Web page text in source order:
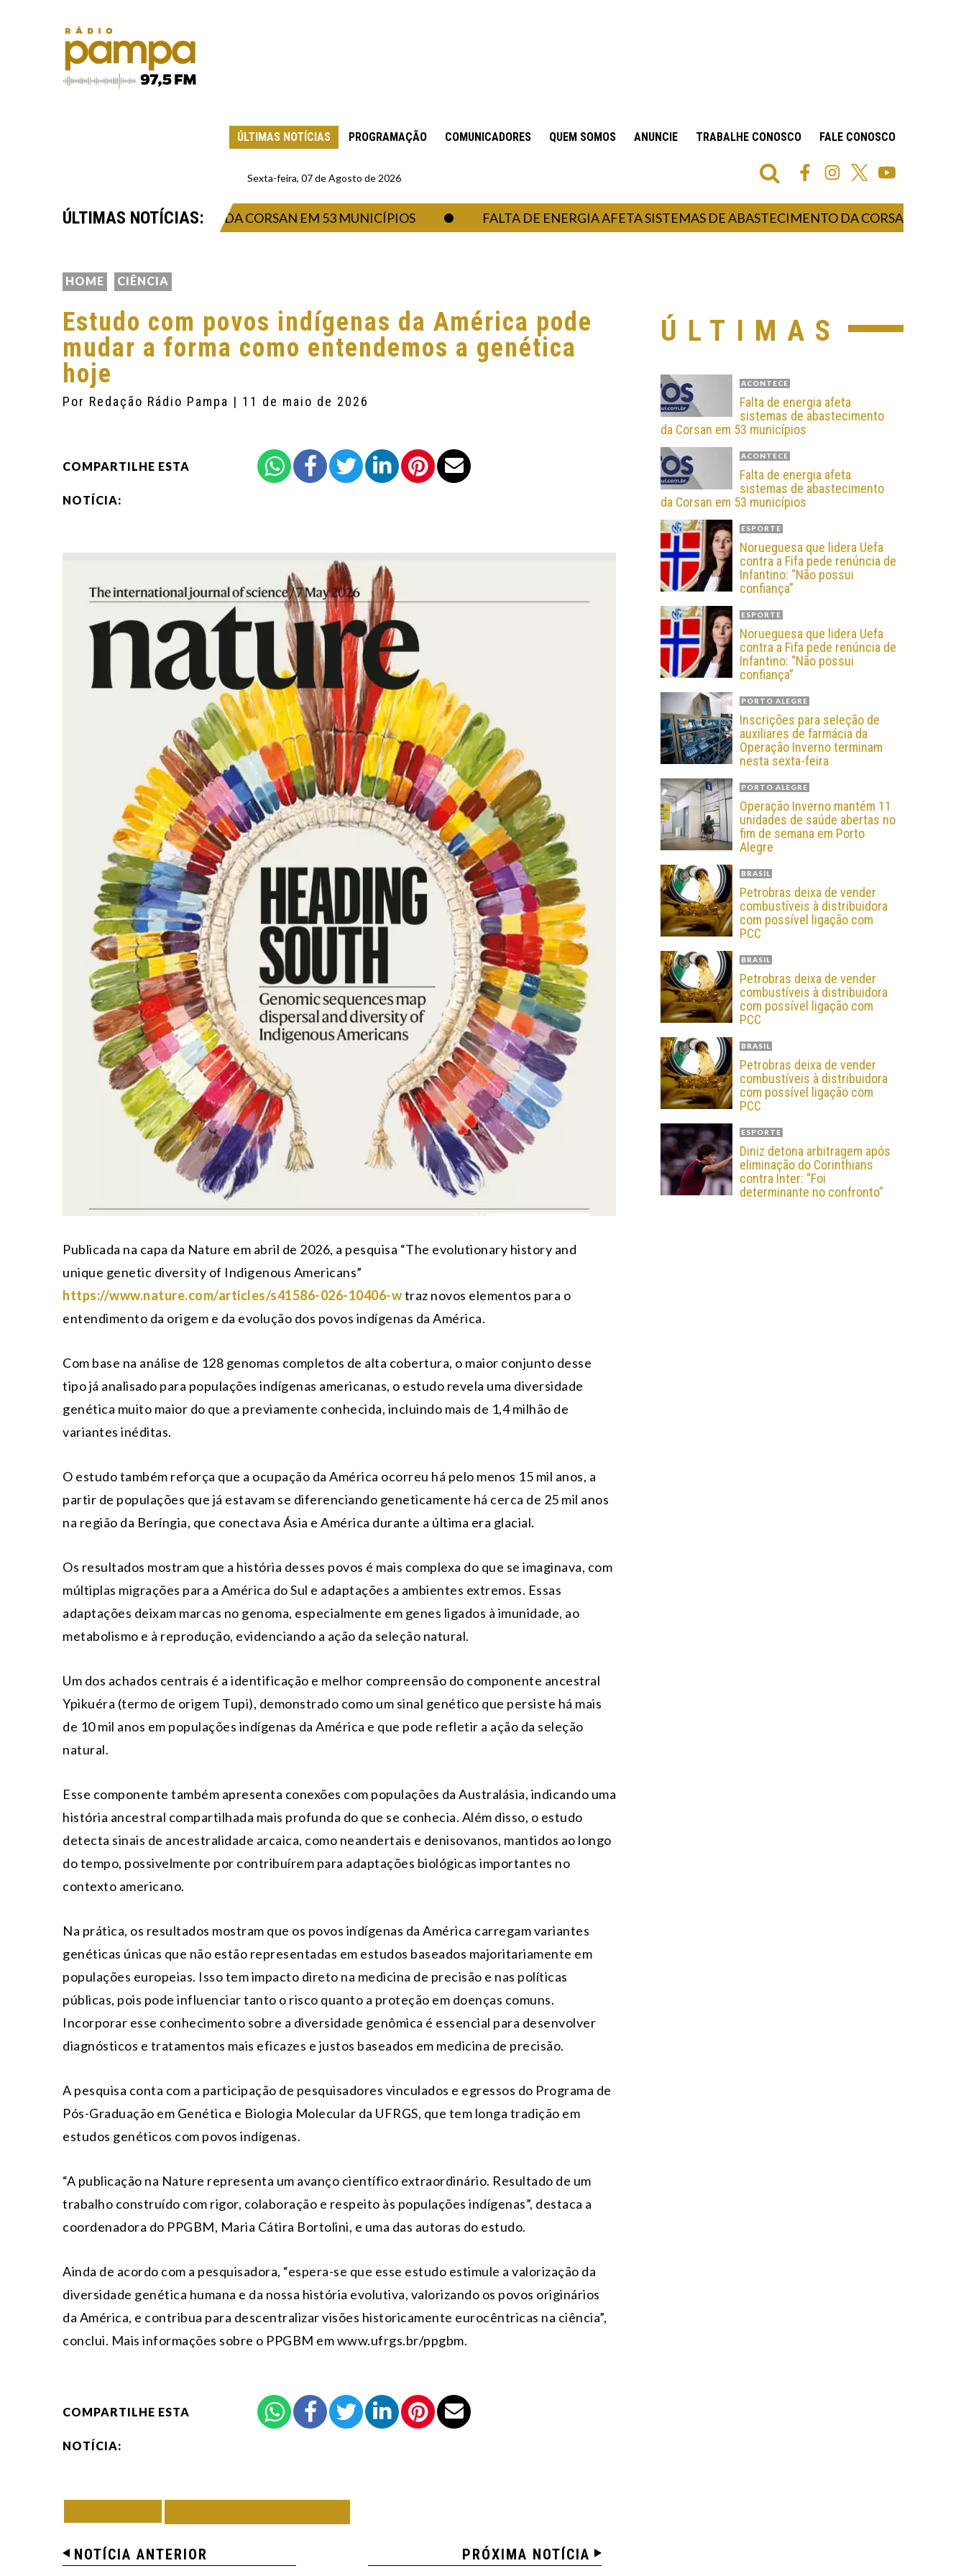
ÚLTIMAS NOTÍCIAS PROGRAMAÇÃO COMUNICADORES QUEM SOMOS ANUNCIE TRABALHE CONOSCO FALE CONOSCO
Sexta-feira, 07 de Agosto de 2026
ÚLTIMAS NOTÍCIAS:
DE ABASTECIMENTO DA CORSAN EM 53 MUNICÍPIOS FALTA DE ENERGIA AFETA SISTEMAS DE ABASTECIMENTO DA CORSAN EM 53
HOME CIÊNCIA
Estudo com povos indígenas da América pode
mudar a forma como entendemos a genética
hoje
Por Redação Rádio Pampa | 11 de maio de 2026
COMPARTILHE ESTA
NOTÍCIA:
Publicada na capa da Nature em abril de 2026, a pesquisa “The evolutionary history and
unique genetic diversity of Indigenous Americans”
https://www.nature.com/articles/s41586-026-10406-wtraz novos elementos para o
entendimento da origem e da evolução dos povos indígenas da América.
Com base na análise de 128 genomas completos de alta cobertura, o maior conjunto desse
tipo já analisado para populações indígenas americanas, o estudo revela uma diversidade
genética muito maior do que a previamente conhecida, incluindo mais de 1,4 milhão de
variantes inéditas.
O estudo também reforça que a ocupação da América ocorreu há pelo menos 15 mil anos, a
partir de populações que já estavam se diferenciando geneticamente há cerca de 25 mil anos
na região da Beríngia, que conectava Ásia e América durante a última era glacial.
Os resultados mostram que a história desses povos é mais complexa do que se imaginava, com
múltiplas migrações para a América do Sul e adaptações a ambientes extremos. Essas
adaptações deixam marcas no genoma, especialmente em genes ligados à imunidade, ao
metabolismo e à reprodução, evidenciando a ação da seleção natural.
Um dos achados centrais é a identificação e melhor compreensão do componente ancestral
Ypikuéra (termo de origem Tupi), demonstrado como um sinal genético que persiste há mais
de 10 mil anos em populações indígenas da América e que pode refletir a ação da seleção
natural.
Esse componente também apresenta conexões com populações da Australásia, indicando uma
história ancestral compartilhada mais profunda do que se conhecia. Além disso, o estudo
detecta sinais de ancestralidade arcaica, como neandertais e denisovanos, mantidos ao longo
do tempo, possivelmente por contribuírem para adaptações biológicas importantes no
contexto americano.
Na prática, os resultados mostram que os povos indígenas da América carregam variantes
genéticas únicas que não estão representadas em estudos baseados majoritariamente em
populações europeias. Isso tem impacto direto na medicina de precisão e nas políticas
públicas, pois pode influenciar tanto o risco quanto a proteção em doenças comuns.
Incorporar esse conhecimento sobre a diversidade genômica é essencial para desenvolver
diagnósticos e tratamentos mais eficazes e justos baseados em medicina de precisão.
A pesquisa conta com a participação de pesquisadores vinculados e egressos do Programa de
Pós-Graduação em Genética e Biologia Molecular da UFRGS, que tem longa tradição em
estudos genéticos com povos indígenas.
“A publicação na Nature representa um avanço científico extraordinário. Resultado de um
trabalho construído com rigor, colaboração e respeito às populações indígenas”, destaca a
coordenadora do PPGBM, Maria Cátira Bortolini, e uma das autoras do estudo.
Ainda de acordo com a pesquisadora, “espera-se que esse estudo estimule a valorização da
diversidade genética humana e da nossa história evolutiva, valorizando os povos originários
da América, e contribua para descentralizar visões historicamente eurocêntricas na ciência”,
conclui. Mais informações sobre o PPGBM em www.ufrgs.br/ppgbm.
COMPARTILHE ESTA
NOTÍCIA:
NOTÍCIA ANTERIOR
PRÓXIMA NOTÍCIA
ÚLTIMAS
ACONTECE
Falta de energia afeta
sistemas de abastecimento
da Corsan em 53 municípios
ACONTECE
Falta de energia afeta
sistemas de abastecimento
da Corsan em 53 municípios
ESPORTE
Norueguesa que lidera Uefa
contra a Fifa pede renúncia de
Infantino: “Não possui
confiança”
ESPORTE
Norueguesa que lidera Uefa
contra a Fifa pede renúncia de
Infantino: “Não possui
confiança”
PORTO ALEGRE
Inscrições para seleção de
auxiliares de farmácia da
Operação Inverno terminam
nesta sexta-feira
PORTO ALEGRE
Operação Inverno mantém 11
unidades de saúde abertas no
fim de semana em Porto
Alegre
BRASIL
Petrobras deixa de vender
combustíveis à distribuidora
com possível ligação com
PCC
BRASIL
Petrobras deixa de vender
combustíveis à distribuidora
com possível ligação com
PCC
BRASIL
Petrobras deixa de vender
combustíveis à distribuidora
com possível ligação com
PCC
ESPORTE
Diniz detona arbitragem após
eliminação do Corinthians
contra Inter: “Foi
determinante no confronto”